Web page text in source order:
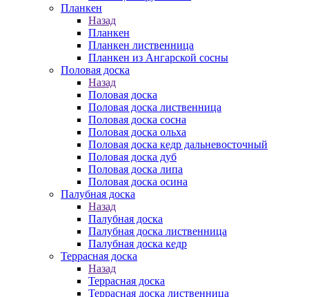
Планкен
Назад
Планкен
Планкен лиственница
Планкен из Ангарской сосны
Половая доска
Назад
Половая доска
Половая доска лиственница
Половая доска сосна
Половая доска ольха
Половая доска кедр дальневосточный
Половая доска дуб
Половая доска липа
Половая доска осина
Палубная доска
Назад
Палубная доска
Палубная доска лиственница
Палубная доска кедр
Террасная доска
Назад
Террасная доска
Террасная доска лиственница